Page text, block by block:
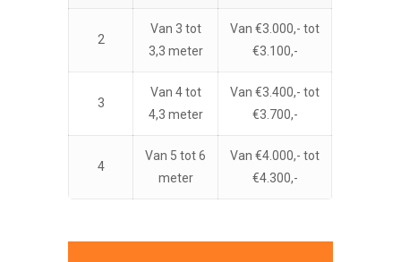
2
Van 3 tot
3,3 meter
Van €3.000,- tot
€3.100,-
3
Van 4 tot
4,3 meter
Van €3.400,- tot
€3.700,-
4
Van 5 tot 6
meter
Van €4.000,- tot
€4.300,-